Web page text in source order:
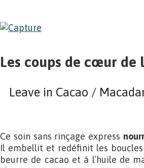
Les coups de cœur de
Leave in Cacao /
Ce soin sans rinçage express
Il embellit et redéfinit les boucles
beurre de cacao et à l’huile de